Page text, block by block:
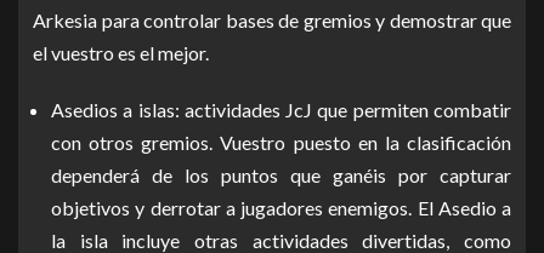
Arkesia para controlar bases de gremios y demostrar que
el vuestro es el mejor.
Asedios a islas: actividades JcJ que permiten combatir
con otros gremios. Vuestro puesto en la clasificación
dependerá de los puntos que ganéis por capturar
objetivos y derrotar a jugadores enemigos. El Asedio a
la isla incluye otras actividades divertidas, como